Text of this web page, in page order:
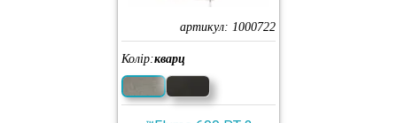
артикул: 1000722
Колір:кварц